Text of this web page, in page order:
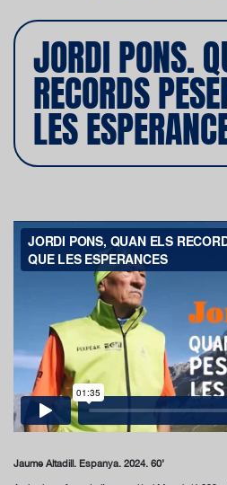
JORDI PONS.
RECORDS
LES
Jaume Altadill. Espanya. 2024. 60’